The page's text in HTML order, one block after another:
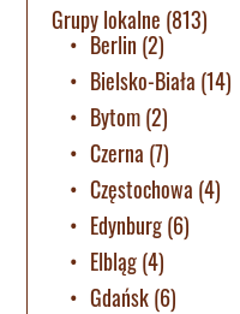
Grupy lokalne (813)
Berlin (2)
Bielsko-Biała (14)
Bytom(2)
Czerna (7)
Częstochowa (4)
Edynburg(6)
Elbląg(4)
Gdańsk(6)